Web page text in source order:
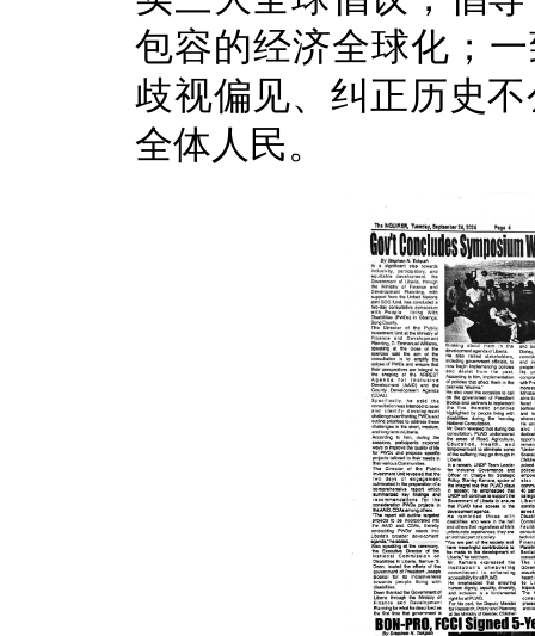
包容的经济全球化；
歧视偏见、纠正历史
全体人民。